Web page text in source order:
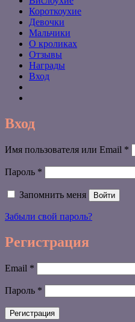
Короткоухие
Девочки
Мальчики
О кроликах
Отзывы
Награды
Вход
Вход
Имя пользователя или Email *
Пароль *
Запомнить меня Войти
Забыли свой пароль?
Регистрация
Email *
Пароль *
Регистрация